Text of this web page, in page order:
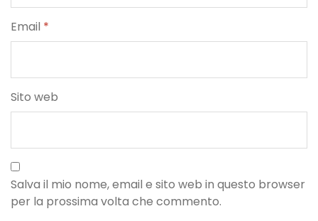
Email *
Sito web
Salva il mio nome, email e sito web in questo browser
per la prossima volta che commento.